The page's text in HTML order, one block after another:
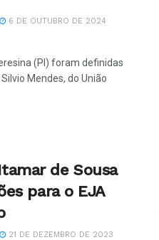
6 DE OUTUBRO DE 2024
(PI) foram definidas
Mendes, do União
de Sousa
para o EJA
21 DE DEZEMBRO DE 2023